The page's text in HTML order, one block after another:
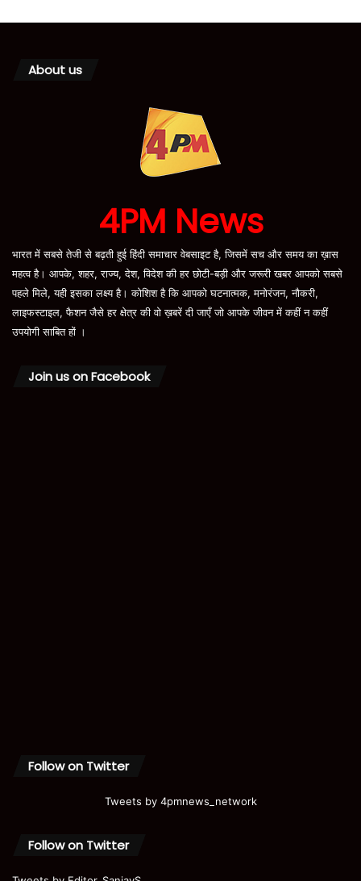
About us
4PM News
भारत में सबसे तेजी से बढ़ती हुई हिंदी समाचार वेबसाइट है, जिसमें सच और समय का ख़ास
महत्व है। आपके, शहर, राज्य, देश, विदेश की हर छोटी-बड़ी और जरूरी खबर आपको सबसे
पहले मिले, यही इसका लक्ष्य है। कोशिश है कि आपको घटनात्मक, मनोरंजन, नौकरी,
लाइफस्टाइल, फैशन जैसे हर क्षेत्र की वो ख़बरें दी जाएँ जो आपके जीवन में कहीं न कहीं
उपयोगी साबित हों ।
Join us on Facebook
Follow on Twitter
Tweets by 4pmnews_network
Follow on Twitter